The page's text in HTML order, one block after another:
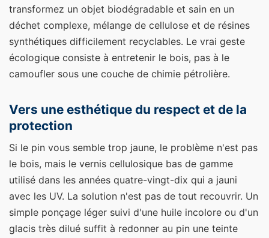
transformez un objet biodégradable et sain en un
déchet complexe, mélange de cellulose et de résines
synthétiques difficilement recyclables. Le vrai geste
écologique consiste à entretenir le bois, pas à le
camoufler sous une couche de chimie pétrolière.
Vers une esthétique du respect et de la
protection
Si le pin vous semble trop jaune, le problème n'est pas
le bois, mais le vernis cellulosique bas de gamme
utilisé dans les années quatre-vingt-dix qui a jauni
avec les UV. La solution n'est pas de tout recouvrir. Un
simple ponçage léger suivi d'une huile incolore ou d'un
glacis très dilué suffit à redonner au pin une teinte